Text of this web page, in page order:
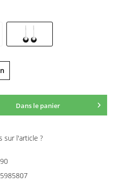
Dans le panier
sur l'article ?